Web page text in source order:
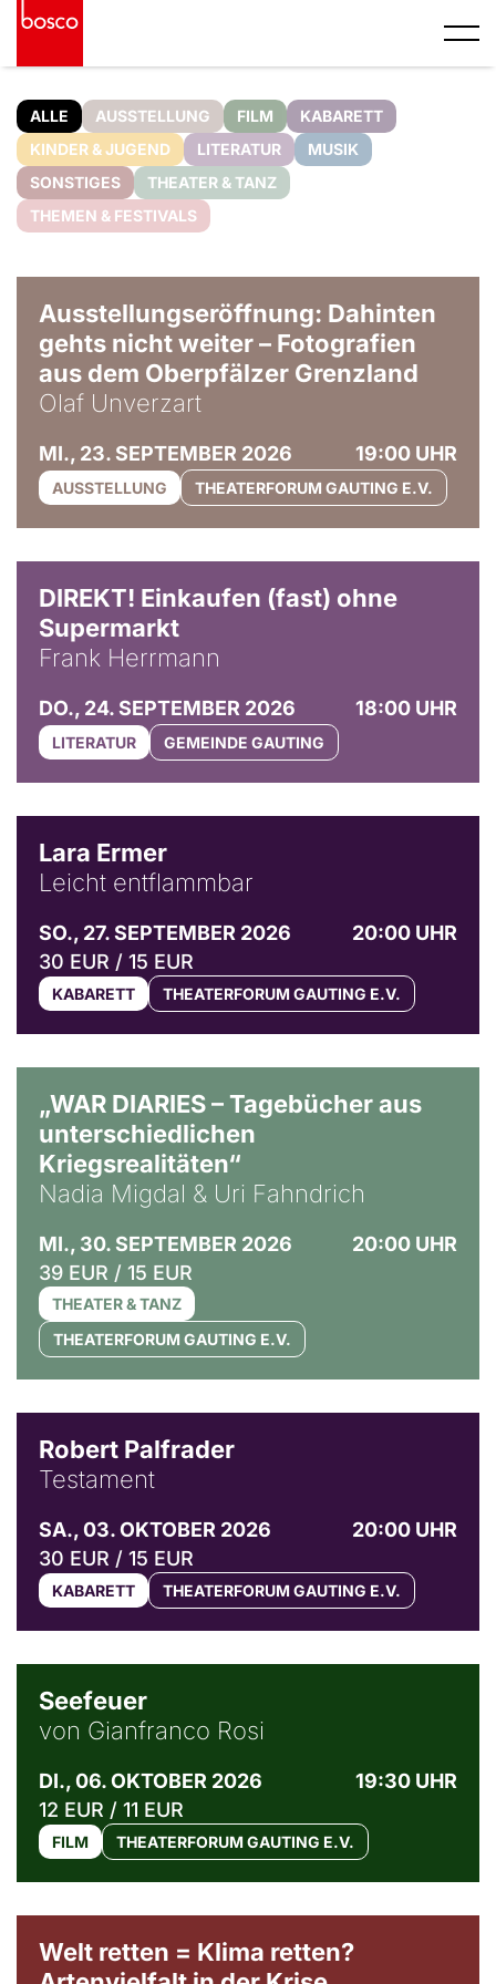
ALLE AUSSTELLUNG FILM
KABARETT
KINDER & JUGEND
LITERATUR
MUSIK
SONSTIGES
THEATER & TANZ
THEMEN & FESTIVALS
Ausstellungseröffnung: Dahinten
gehts nicht weiter – Fotografien
aus dem Oberpfälzer Grenzland
Olaf Unverzart
MI., 23. SEPTEMBER 2026 19:00 UHR
AUSSTELLUNG THEATERFORUM GAUTING E.V.
DIREKT! Einkaufen (fast) ohne
Supermarkt
Frank Herrmann
DO., 24. SEPTEMBER 2026 18:00 UHR
LITERATUR GEMEINDE GAUTING
Lara Ermer
Leicht entflammbar
SO., 27. SEPTEMBER 2026
20:00 UHR
30 EUR / 15 EUR
KABARETT THEATERFORUM GAUTING E.V.
„WAR DIARIES – Tagebücher aus
unterschiedlichen
Kriegsrealitäten“
Nadia Migdal & Uri Fahndrich
MI., 30. SEPTEMBER 2026
20:00 UHR
39 EUR / 15 EUR
THEATER & TANZ
THEATERFORUM GAUTING E.V.
Robert Palfrader
Testament
SA., 03. OKTOBER 2026
20:00 UHR
30 EUR / 15 EUR
KABARETT THEATERFORUM GAUTING E.V.
Seefeuer
von Gianfranco Rosi
DI., 06. OKTOBER 2026
19:30 UHR
12 EUR / 11 EUR
FILM THEATERFORUM GAUTING E.V.
Welt retten = Klima retten?